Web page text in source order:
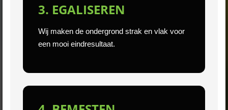
3. EGALISEREN
Wij maken de ondergrond strak en vlak voor
een mooi eindresultaat.